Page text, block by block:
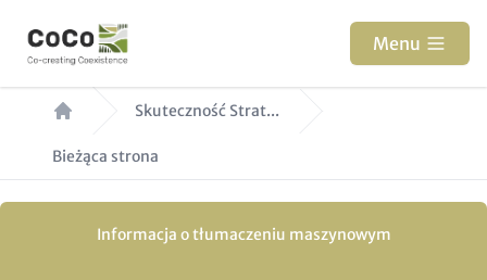
Menu
Ścieżka
Skuteczność Strat...
Bieżąca strona
Informacja o tłumaczeniu maszynowym